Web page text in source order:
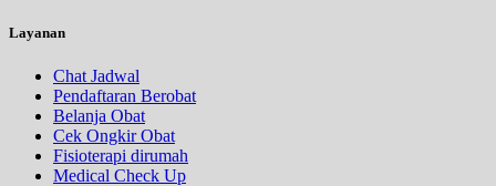
Layanan
Chat Jadwal
Pendaftaran Berobat
Belanja Obat
Cek Ongkir Obat
Fisioterapi dirumah
Medical Check Up